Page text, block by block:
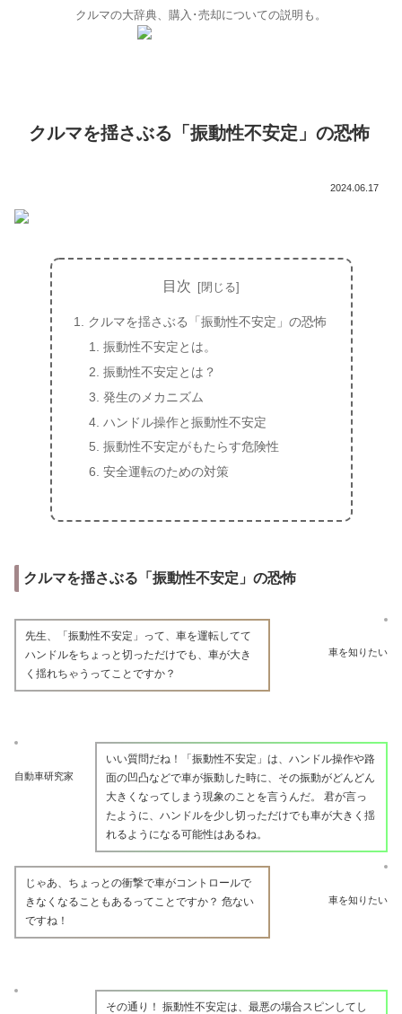
クルマの大辞典、購入･売却についての説明も。
クルマを揺さぶる「振動性不安定」の恐怖
2024.06.17
目次
クルマを揺さぶる「振動性不安定」の恐怖
振動性不安定とは。
振動性不安定とは？
発生のメカニズム
ハンドル操作と振動性不安定
振動性不安定がもたらす危険性
安全運転のための対策
クルマを揺さぶる「振動性不安定」の恐怖
車を知りたい
先生、「振動性不安定」って、車を運転してて
ハンドルをちょっと切っただけでも、車が大き
く揺れちゃうってことですか？
自動車研究家
いい質問だね！「振動性不安定」は、ハンドル操作や路
面の凹凸などで車が振動した時に、その振動がどんどん
大きくなってしまう現象のことを言うんだ。 君が言っ
たように、ハンドルを少し切っただけでも車が大きく揺
れるようになる可能性はあるね。
車を知りたい
じゃあ、ちょっとの衝撃で車がコントロールで
きなくなることもあるってことですか？ 危ない
ですね！
その通り！ 振動性不安定は、最悪の場合スピンしてし